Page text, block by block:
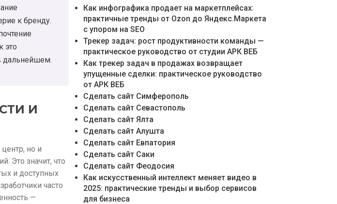
к бренду.
это
дальнейшем.
И
но и
Это значит, что
и доступных
часто
—
Как инфографика продает на маркетплейсах:
практичные тренды от Ozon до Яндекс.Маркета
с упором на SEO
Трекер задач: рост продуктивности команды —
практическое руководство от студии АРК ВЕБ
Как трекер задач в продажах возвращает
упущенные сделки: практическое руководство
от АРК ВЕБ
Сделать сайт Симферополь
Сделать сайт Севастополь
Сделать сайт Ялта
Сделать сайт Алушта
Сделать сайт Евпатория
Сделать сайт Саки
Сделать сайт Феодосия
Как искусственный интеллект меняет видео в
2025: практические тренды и выбор сервисов
для бизнеса